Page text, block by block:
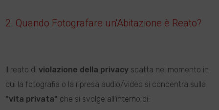
2. Quando Fotografare un'Abitazione è Reato?
Il reato diviolazione della privacy scatta nel momento in
cui la fotografia o la ripresa audio/video si concentra sulla
"vita privata" che si svolge all'interno di: